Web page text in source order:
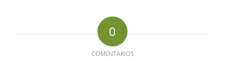
0
COMENTARIOS